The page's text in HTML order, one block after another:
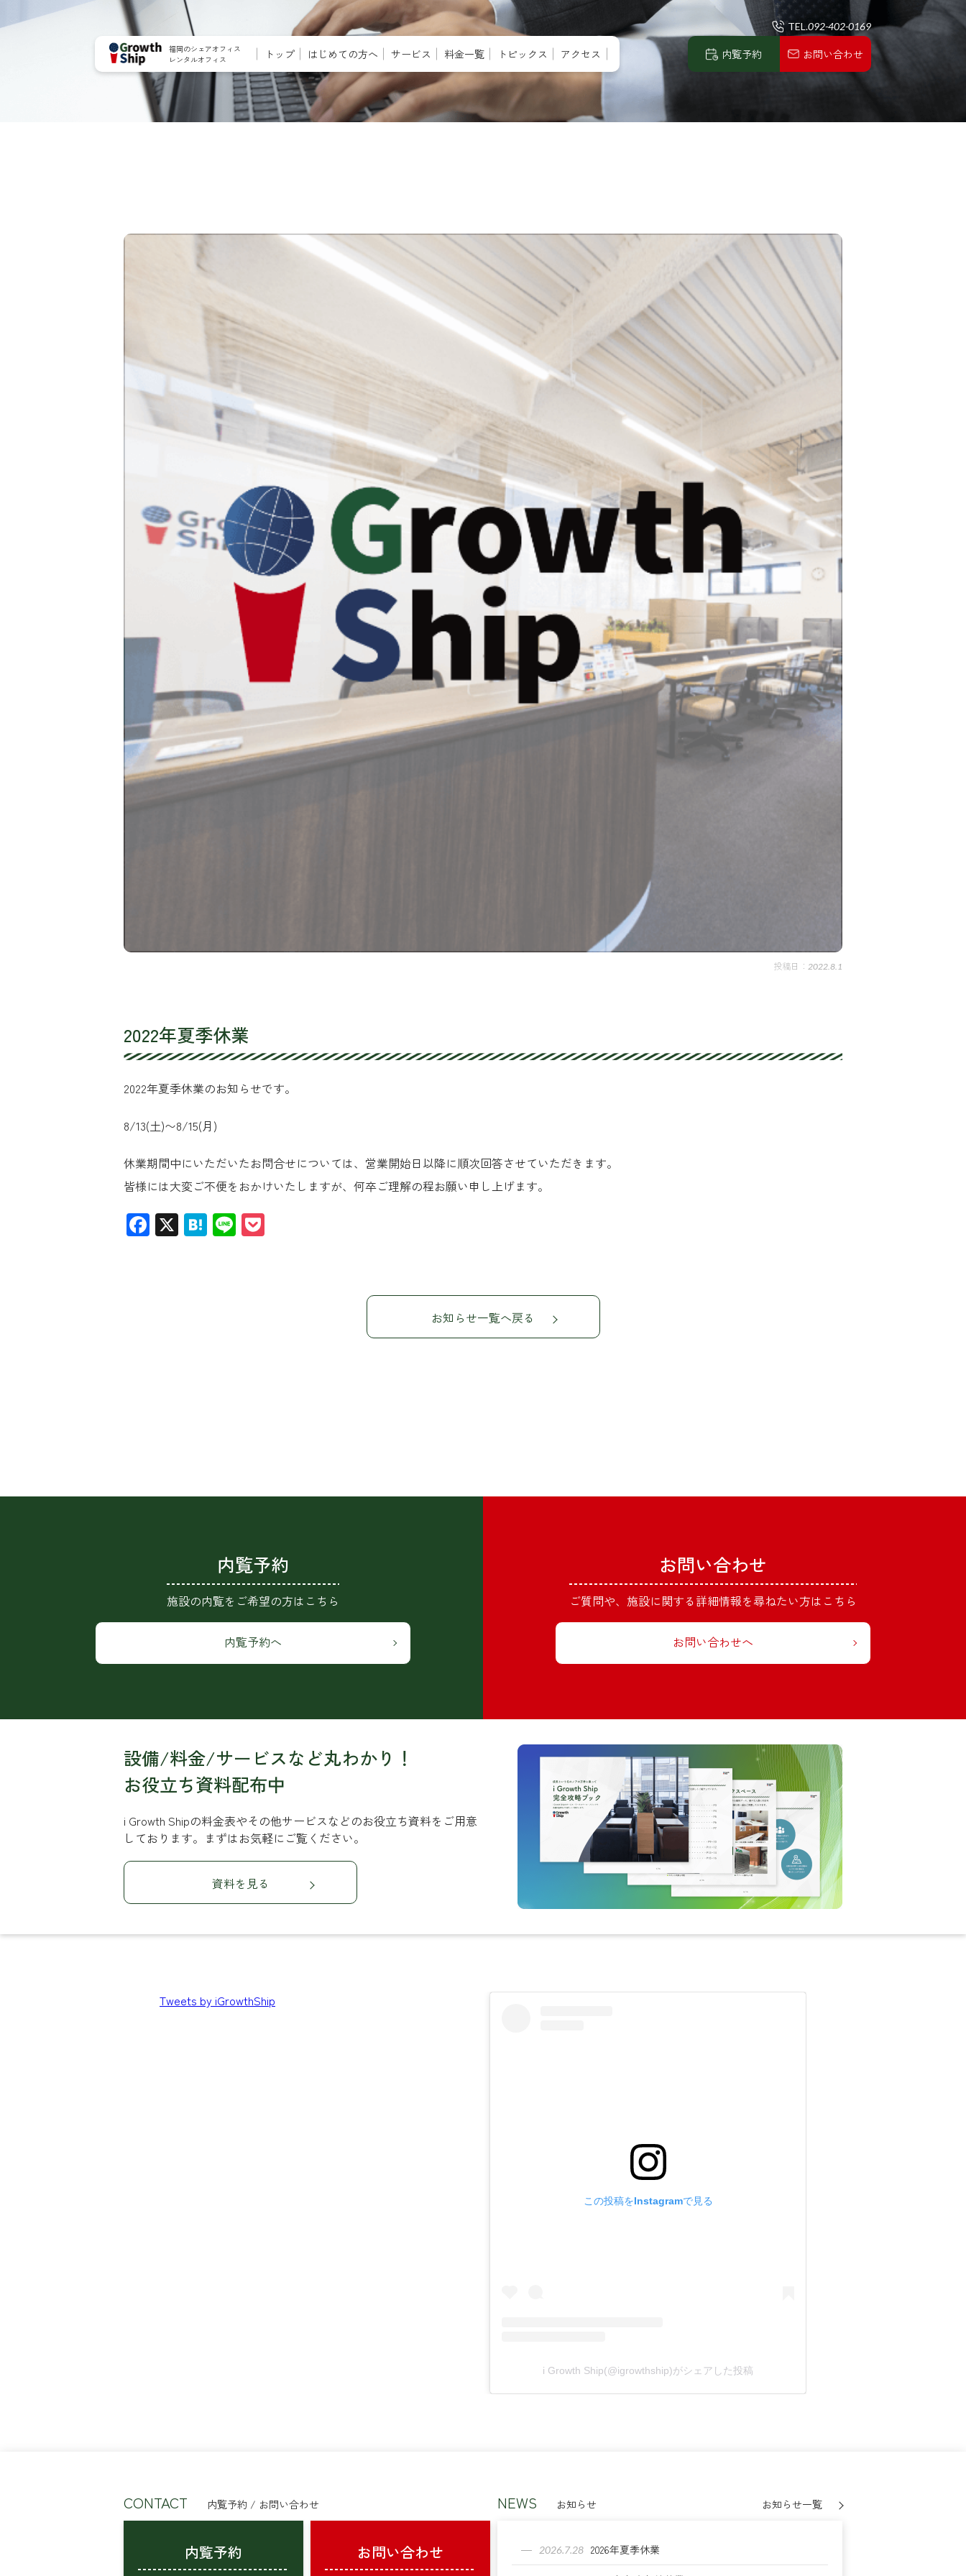
福岡のシェアオフィス
レンタルオフィス
トップ はじめての方へ サービス 料金一覧 トピックス アクセス 内覧予約 お問い合わせ
TEL.092-402-0169
2022.8.1
2022年夏季休業
2022年夏季休業のお知らせです。
8/13(土)〜8/15(月)
休業期間中にいただいたお問合せについては、営業開始日以降に順次回答させていただきます。
皆様には大変ご不便をおかけいたしますが、何卒ご理解の程お願い申し上げます。
Facebook
X Hatena
Line
お知らせ一覧へ戻る
内覧予約
施設の内覧をご希望の方はこちら
内覧予約へ
お問い合わせ
ご質問や、施設に関する詳細情報を尋ねたい方はこちら
お問い合わせへ
設備/料金/サービスなど丸わかり！
お役立ち資料配布中
i Growth Shipの料金表やその他サービスなどのお役立ち資料をご用意
しております。まずはお気軽にご覧ください。
資料を見る
Tweets by iGrowthShip
この投稿をInstagramで見る
i Growth Ship(@igrowthship)がシェアした投稿
CONTACT 内覧予約 / お問い合わせ
内覧予約 お問い合わせ
NEWS お知らせ お知らせ一覧
2026.7.28 2026年夏季休業